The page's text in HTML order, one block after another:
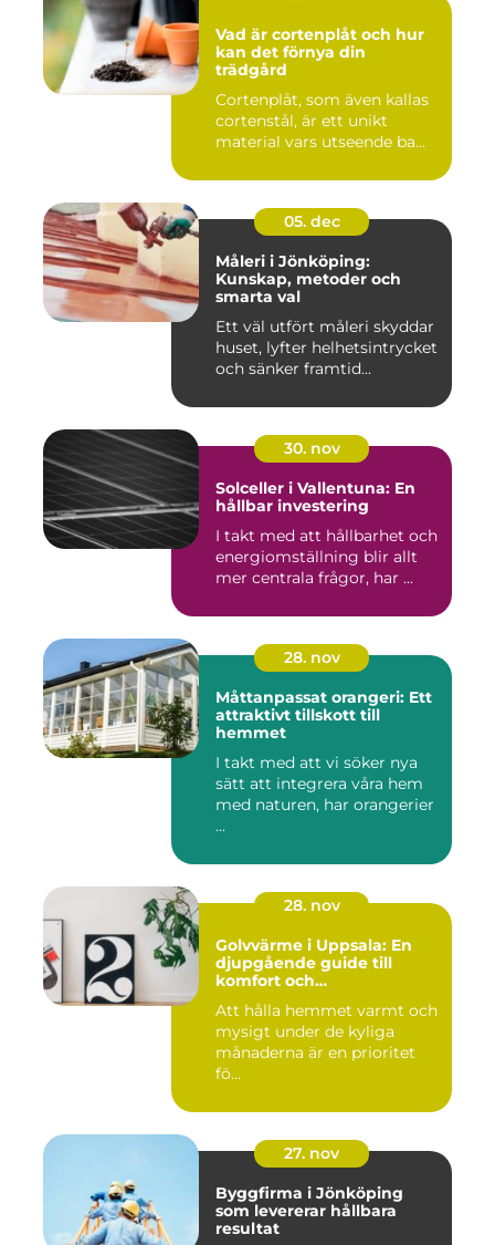
Vad är cortenplåt och hur
kan det förnya din
trädgård
Cortenplåt, som även kallas
cortenstål, är ett unikt
material vars utseende ba...
05. dec
Måleri i Jönköping:
Kunskap, metoder och
smarta val
Ett väl utfört måleri skyddar
huset, lyfter helhetsintrycket
och sänker framtid...
30. nov
Solceller i Vallentuna: En
hållbar investering
I takt med att hållbarhet och
energiomställning blir allt
mer centrala frågor, har ...
28. nov
Måttanpassat orangeri: Ett
attraktivt tillskott till
hemmet
I takt med att vi söker nya
sätt att integrera våra hem
med naturen, har orangerier
...
28. nov
Golvvärme i Uppsala: En
djupgående guide till
komfort och
Att hålla hemmet varmt och
mysigt under de kyliga
månaderna är en prioritet
fö...
27. nov
Byggfirma i Jönköping
som levererar hållbara
resultat